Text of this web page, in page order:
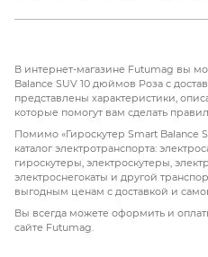
В интернет-магазине Futumag вы
Balance SUV 10 дюймов Роза с
представлены характеристики,
которые помогут вам сделать
Помимо «Гироскутер Smart Balance
каталог электротранспорта:
гироскутеры, электроскутеры,
электроснегокаты и другой
выгодным ценам с доставкой и
Вы всегда можете оформить и
сайте Futumag.